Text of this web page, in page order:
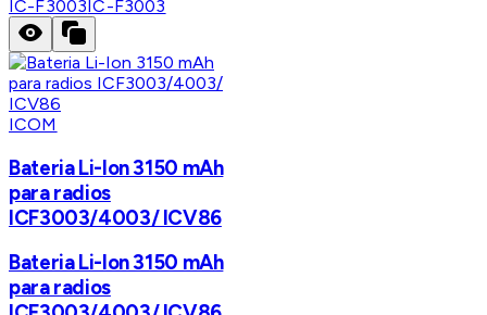
IC-F3003IC-F3003
ICOM
Bateria Li-Ion 3150 mAh
para radios
ICF3003/4003/ ICV86
Bateria Li-Ion 3150 mAh
para radios